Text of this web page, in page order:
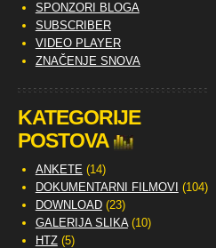
SPONZORI BLOGA
SUBSCRIBER
VIDEO PLAYER
ZNAČENJE SNOVA
KATEGORIJE
POSTOVA
ANKETE (14)
DOKUMENTARNI FILMOVI (104)
DOWNLOAD(23)
GALERIJA SLIKA(10)
HTZ(5)